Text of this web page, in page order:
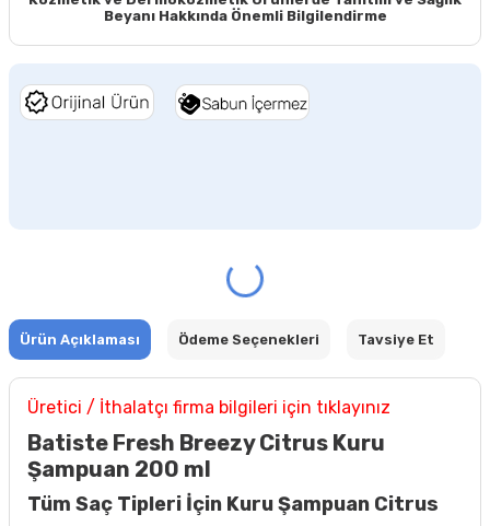
Beyanı Hakkında Önemli Bilgilendirme
Ürün Açıklaması Ödeme Seçenekleri Tavsiye Et
Üretici / İthalatçı firma bilgileri için tıklayınız
Batiste Fresh Breezy Citrus Kuru
Şampuan 200 ml
Tüm Saç Tipleri İçin Kuru Şampuan Citrus